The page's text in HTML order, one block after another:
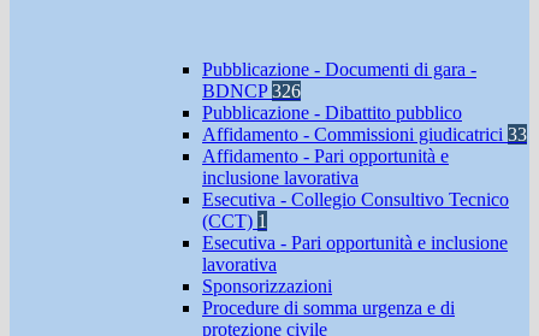
Pubblicazione - Documenti di gara -
BDNCP326
Pubblicazione - Dibattito pubblico
Affidamento - Commissioni giudicatrici 33
Affidamento - Pari opportunità e
inclusione lavorativa
Esecutiva - Collegio Consultivo Tecnico
(CCT) 1
Esecutiva - Pari opportunità e inclusione
lavorativa
Sponsorizzazioni
Procedure di somma urgenza e di
protezione civile